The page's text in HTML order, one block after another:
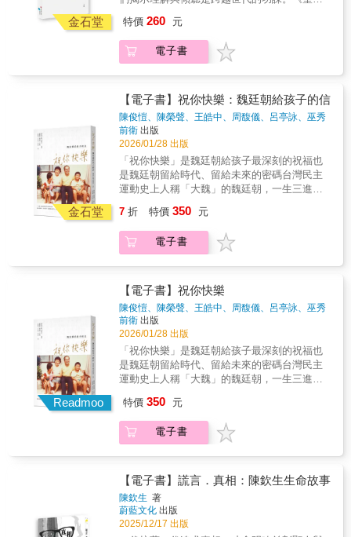
校長遭槍決後，遺孀王培五急忙從高雄搭深夜
火車到臺北，在太平間看到丈夫胸部有七個彈
孔。但她沒有掉下一滴淚，而是打電話回高雄
給兒女說：「別怕，我就要回來了。」這句話
後，王培五與子女淪為「匪眷」，在長期監控
與歧視中度日。這名受過高等教育的女性，在
屏東萬丹、潮州與臺南等地擔任教職，在艱苦
的環境下養兒育女。她忍辱負重，以堅定的信
仰教導孩子不要懷恨，而是要透過讀書改變命
運。子女也展現驚人的生命力，在醫學、土木
工程等領域卓然有成。王培五在六十歲時前往
美國，最後以一百零六歲高齡辭世。張敏之與
王培五夫婦歷經二十世紀動盪中國的炮火煙
他們是中國和臺灣歷史的一部分，最後全溶入
了汪洋萬里之外的另一個國度……共同推薦
（依姓名筆劃排列）林寶安／國立澎湖科技大
學通識教育中心教授陳芸娟／國內第一本「山
東流亡學生」論文作者、山東流亡學生陳永昌
女兒馮賢賢／資深媒體人、前公共電視總經理
單德興／中央研究院歐美研究所兼任研究員謝
仕淵／國立成功大學歷史學系副教授「讓大時
代的黑暗與光明為人所知與省思……且將寃
抑、憤怒，還給歷史。更把真理、正義，留給
社會。」──張彤（張敏之與王培五夫婦三兒
子）「在新一波歷史補課潮中，這個血淚編織
的故事，需要被臺灣人銘記。我們是要選擇自
由民主，還是要接受極權宰制？制度與價值的
選擇，將決定臺灣的未來。」──馮賢賢（資深
主得來不易，也向我們揭示理解與傾聽是跨越
世代的功課。翻開這套書，猶如在微光中前
創傷之中學習共生。天光並非自然降臨，乃由
無數人曾經的苦難與堅持所照亮的方向。下
冊：轉．型正義的實踐／合．上創傷的共生當
「國際民主化浪潮下的臺灣轉型正義」成為必
然，我們如何從「暗黑襲產、困難襲產」的省
思中，看見希望？走進「監獄島」的國際視
角，超越物理隔閡，一窺負面遺產的當代意
義。《望向天光 回首人權》以溫柔卻堅定的力
量，訴說「我的更好，會讓臺灣更美好」，這
樣的信念促使我們思考如何彌合歷史裂痕，讓
每一個生命都受到珍視，每一段過往都獲得尊
重。每一次回顧都是邁向共生未來的基石，鋪
設一條堅實的人權之路，目的地是一個更溫
暖、更美好的臺灣。
金石堂
壓低聲息的往事，從威權體制的幽暗處出發，
不急著給答案，而邀請讀者感受歷史的重量。
那些曾被壓抑的記憶透過文字緩緩浮現，讓我
裡，穿梭著個人命運與集體記憶的交會，政治
犯與家屬的身影、空間與制度的變遷、藝術與
教育的回應，層層疊成一幅既沉痛又堅韌的圖
景。《望向天光 回首人權》的意義不在於撫平
過往，而是讓歷史重新被理解。真相公開之
日，即記憶回返時。人權不是遙遠的理想，而
是生活中必須不斷守護的倫理，它提醒我們民
主得來不易，也向我們揭示理解與傾聽是跨越
世代的功課。翻開這套書，猶如在微光中前
創傷之中學習共生。天光並非自然降臨，乃由
無數人曾經的苦難與堅持所照亮的方向。上
冊：起．於威權的歷史／承．擔理想的受難戒
傷痕與淬鍊，換來的不僅是一頁頁遭受國家機
器壓迫的檔案，更是無數生命在幽暗中承擔理
想、追求自由的真實軌跡。從「戒嚴70」的脈
絡溯源，到「臺北，監獄，雙城記事」所構築
的政治犯中心，直視「虛構的手榴『蛋』」與
「紅字」背後的恐懼，以及「監獄中的女體」
所承受的肉身與精神創傷。這是一場穿越時空
間感受那個「無可迴避的時代」。《望向天光
回首人權》回顧歷史，更是對人權普世價值的
堅定召喚，提醒我們記取歷史教訓，為臺灣的
特價 260 元
電子書
金石堂
【電子書】祝你快樂：魏廷朝給孩子的信
陳俊愷、陳榮聲、王皓中、周馥儀、呂亭詠、巫秀
淇著
前衛 出版
2026/01/28 出版
「祝你快樂」是魏廷朝給孩子最深刻的祝福也
是魏廷朝留給時代、留給未來的密碼台灣民主
運動史上人稱「大魏」的魏廷朝，一生三進三
以爭取民主自由，抵抗威權。但在「完滿人格
者」的美譽之外，他不得不成為一個在家庭中
缺席的丈夫與父親。為了彌補這些缺憾，他寫
「自由主義」、「教育理念」、「家庭觀」、
「童趣」、「人生選擇」與「生活觀察」等視
角切入，深度分析魏廷朝寫給兒子「大可」魏
新奇、女兒「小筠」魏筠的書信。在「完滿人
格者」的形象之外，讓我們更貼近魏廷朝的思
想與內心，從中窺見他對平凡幸福的渴望與追
求，對自由民主的想望與祝福，發現一個更完
整、更立體、更貼近你我生命經驗的魏廷朝，
體會他自由思想的日常與家庭實踐，愛家庭與
美幸（彭明敏文教基金會董事長）邱萬興（民
主運動影像工作者）堅韌推薦──一份跨越台灣
民主進程的愛，字句都在澆灌自由的種子茁
愛，給台灣民主最深遠的寄託。──黃守達（台
中市議員）每一則壯烈的革命故事，其實都是
溫暖的愛：愛自己的家人，愛這座島嶼，是希
望大家可以幸福快樂的祝福。──藍士博（二二
7 折 特價 350 元
電子書
Readmoo
【電子書】祝你快樂
陳俊愷、陳榮聲、王皓中、周馥儀、呂亭詠、巫秀
淇著
前衛 出版
2026/01/28 出版
「祝你快樂」是魏廷朝給孩子最深刻的祝福也
是魏廷朝留給時代、留給未來的密碼台灣民主
運動史上人稱「大魏」的魏廷朝，一生三進三
以爭取民主自由，抵抗威權。但在「完滿人格
者」的美譽之外，他不得不成為一個在家庭中
缺席的丈夫與父親。為了彌補這些缺憾，他寫
「自由主義」、「教育理念」、「家庭觀」、
「童趣」、「人生選擇」與「生活觀察」等視
角切入，深度分析魏廷朝寫給兒子「大可」魏
新奇、女兒「小筠」魏筠的書信。在「完滿人
格者」的形象之外，讓我們更貼近魏廷朝的思
特價 350 元
電子書
【電子書】謊言．真相：陳欽生生命故事
陳欽生 著
蔚藍文化 出版
2025/12/17 出版